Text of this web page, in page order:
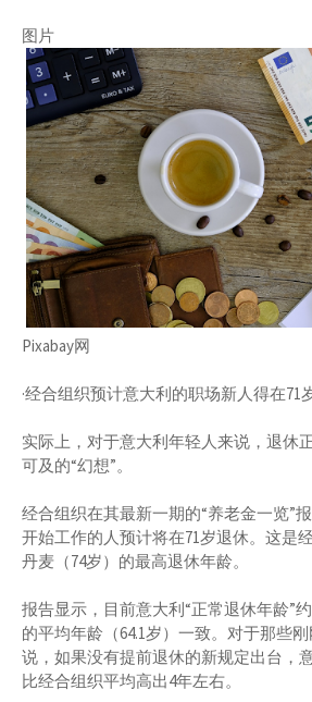
图片
Pixabay网
·经合组织预计意大利的职场新人得在71
实际上，对于意大利年轻人来说，退休
可及的“幻想”。
经合组织在其最新一期的“养老金一览”
开始工作的人预计将在71岁退休。这是
丹麦（74岁）的最高退休年龄。
报告显示，目前意大利“正常退休年龄”
的平均年龄（64.1岁）一致。对于那些
说，如果没有提前退休的新规定出台，
比经合组织平均高出4年左右。